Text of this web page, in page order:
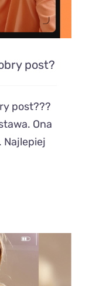
post?
post???
Ona
Najlepiej